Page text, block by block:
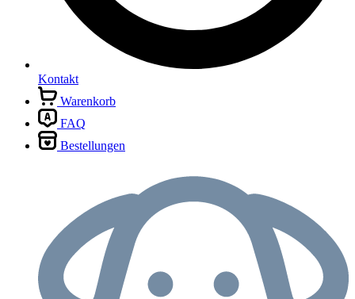
Kontakt
Warenkorb
FAQ
Bestellungen